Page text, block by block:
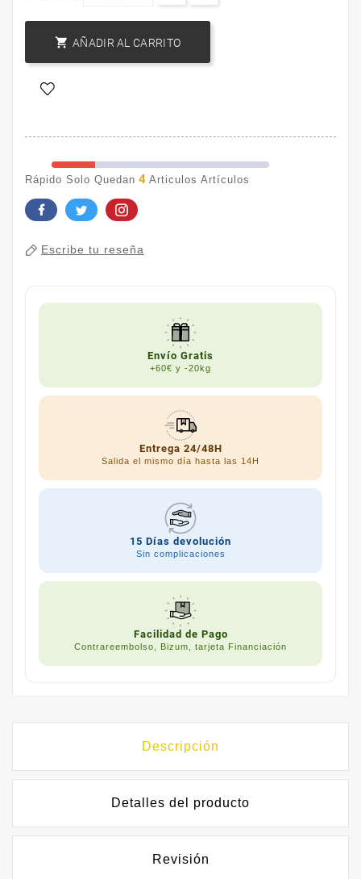
 AÑADIR AL CARRITO
Rápido Solo Quedan 4 Articulos Artículos
Escribe tu reseña
Envío Gratis
+60€ y -20kg
Entrega 24/48H
Salida el mismo día hasta las 14H
15 Días devolución
Sin complicaciones
Facilidad de Pago
Contrareembolso, Bizum, tarjeta Financiación
Descripción
Detalles del producto
Revisión